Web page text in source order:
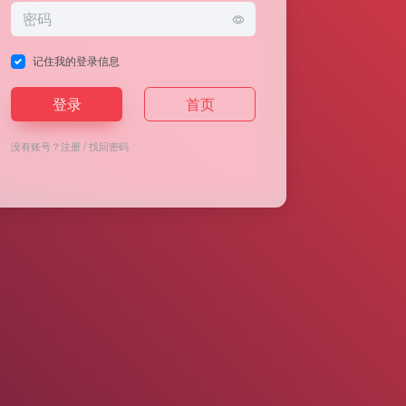
记住我的登录信息
登录 首页
没有账号？注册/找回密码